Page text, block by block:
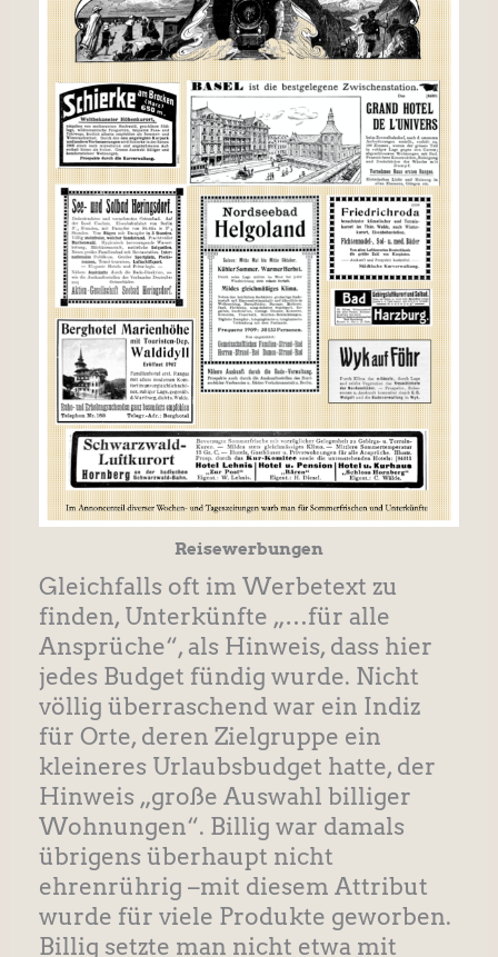
Reisewerbungen
Gleichfalls oft im Werbetext zu
finden, Unterkünfte „…für alle
Ansprüche“, als Hinweis, dass hier
jedes Budget fündig wurde. Nicht
völlig überraschend war ein Indiz
für Orte, deren Zielgruppe ein
kleineres Urlaubsbudget hatte, der
Hinweis „große Auswahl billiger
Wohnungen“. Billig war damals
übrigens überhaupt nicht
ehrenrührig –mit diesem Attribut
wurde für viele Produkte geworben.
Billig setzte man nicht etwa mit